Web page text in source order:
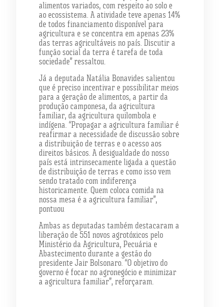
alimentos variados, com respeito ao solo e
ao ecossistema. A atividade teve apenas 14%
de todos financiamento disponível para
agricultura e se concentra em apenas 23%
das terras agricultáveis no país. Discutir a
função social da terra é tarefa de toda
sociedade” ressaltou.
Já a deputada Natália Bonavides salientou
que é preciso incentivar e possibilitar meios
para a geração de alimentos, a partir da
produção camponesa, da agricultura
familiar, da agricultura quilombola e
indígena. “Propagar a agricultura familiar é
reafirmar a necessidade de discussão sobre
a distribuição de terras e o acesso aos
direitos básicos. A desigualdade do nosso
país está intrinsecamente ligada a questão
de distribuição de terras e como isso vem
sendo tratado com indiferença
historicamente. Quem coloca comida na
nossa mesa é a agricultura familiar”,
pontuou
Ambas as deputadas também destacaram a
liberação de 551 novos agrotóxicos pelo
Ministério da Agricultura, Pecuária e
Abastecimento durante a gestão do
presidente Jair Bolsonaro. “O objetivo do
governo é focar no agronegócio e minimizar
a agricultura familiar”, reforçaram.